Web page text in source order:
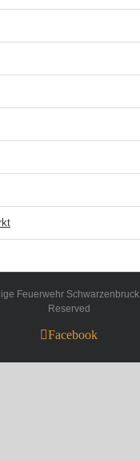
Feuerwehr Schwarzenbruck
Reserved
Facebook